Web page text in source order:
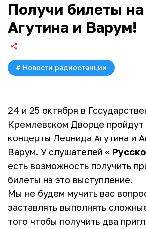
Получи билеты
Агутина и Варум!
# Новости радиостанции
24 и 25 октября в
Кремлевском Дворце пройдут
концерты Леонида Агутина и
Варум. У слушателей «
есть возможность получить
билеты на это выступление.
Мы не будем мучить вас
заставлять выполнять
того чтобы получить два